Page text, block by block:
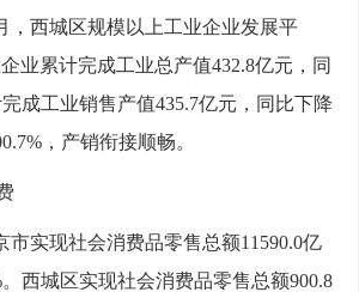
，西城区规模以上工业企业发展平
业累计完成工业总产值432.8亿元，同
成工业销售产值435.7亿元， 同比下降
，产销衔接顺畅。
市实现社会消费品零售总额11590.0亿
。西城区实现社会消费品零售总额900.8